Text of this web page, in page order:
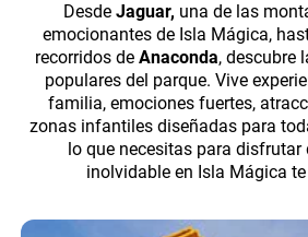
Desde Jaguar, una de las
emocionantes de Isla Mágica,
recorridos de Anaconda, descubre
populares del parque. Vive
familia, emociones fuertes,
zonas infantiles diseñadas para
lo que necesitas para disfrutar
inolvidable en Isla Mágica